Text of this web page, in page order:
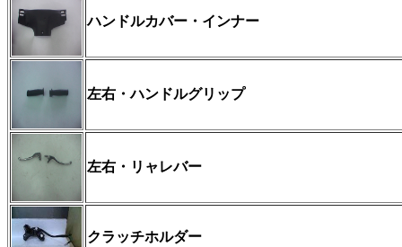
ハンドルカバー・インナー
左右・ハンドルグリップ
左右・リャレバー
クラッチホルダー